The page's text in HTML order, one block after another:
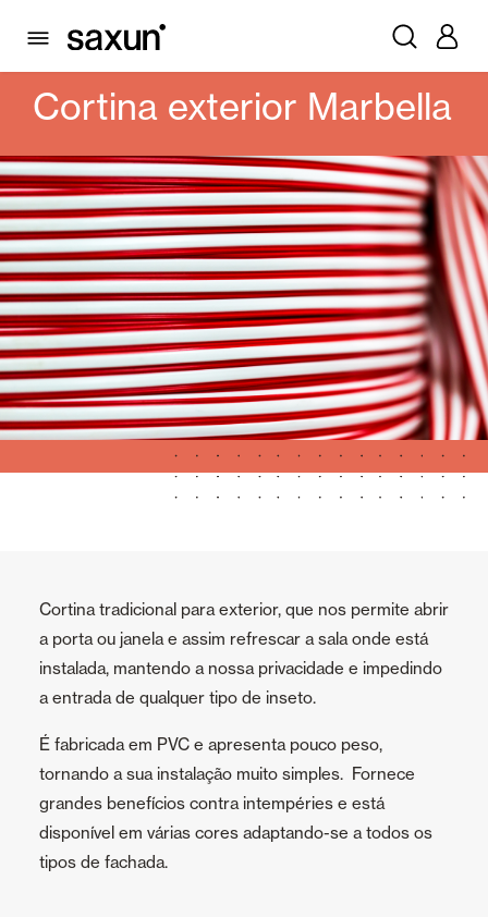
PRODUTOS
ALICANTINAS E CORTINAS EXTERIORES
Cortina exterior Marbella
Cortina tradicional para exterior, que nos permite abrir
a porta ou janela e assim refrescar a sala onde está
instalada, mantendo a nossa privacidade e impedindo
a entrada de qualquer tipo de inseto.
É fabricada em PVC e apresenta pouco peso,
tornando a sua instalação muito simples. Fornece
grandes benefícios contra intempéries e está
disponível em várias cores adaptando-se a todos os
tipos de fachada.